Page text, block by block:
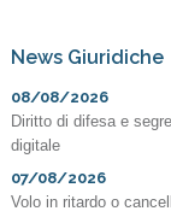
News Giuridiche
08/08/2026
Diritto di difesa e
digitale
07/08/2026
Volo in ritardo o